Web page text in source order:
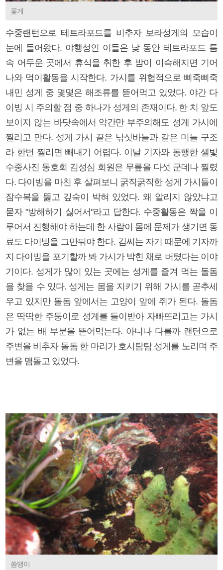
꽃게
수중랜턴으로 테트라포드를 비추자 보라성게의 모습이
눈에 들어왔다. 야행성인 이들은 낮 동안 테트라포드 틈
속 어두운 곳에서 휴식을 취한 후 밤이 이슥해지면 기어
나와 먹이활동을 시작한다. 가시를 위협적으로 삐죽삐죽
내민 성게 중 몇몇은 해조류를 뜯어먹고 있었다. 야간 다
이빙 시 주의할 점 중 하나가 성게의 존재이다. 한 치 앞도
보이지 않는 바닷속에서 약간만 부주의해도 성게 가시에
찔리고 만다. 성게 가시 끝은 낚싯바늘과 같은 미늘 구조
라 한번 찔리면 빼내기 어렵다. 이날 기자와 동행한 샐빛
수중사진 동호회 김성심 회원은 무릎을 다섯 군데나 찔렸
다. 다이빙을 마친 후 살펴보니 굵직굵직한 성게 가시들이
잠수복을 뚫고 깊숙이 박혀 있었다. 왜 알리지 않았냐고
묻자 "방해하기 싫어서"라고 답한다. 수중활동은 짝을 이
루어서 진행해야 하는데 한 사람이 몸에 문제가 생기면 동
료도 다이빙을 그만둬야 한다. 김씨는 자기 때문에 기자까
지 다이빙을 포기할까 봐 가시가 박힌 채로 버텼다는 이야
기이다. 성게가 많이 있는 곳에는 성게를 즐겨 먹는 돌돔
을 찾을 수 있다. 성게는 몸을 지키기 위해 가시를 곧추세
우고 있지만 돌돔 앞에서는 고양이 앞에 쥐가 된다. 돌돔
은 딱딱한 주둥이로 성게를 들이받아 자빠뜨리고는 가시
가 없는 배 부분을 뜯어먹는다. 아니나 다를까 랜턴으로
주변을 비추자 돌돔 한 마리가 호시탐탐 성게를 노리며 주
변을 맴돌고 있었다.
쏨뱅이